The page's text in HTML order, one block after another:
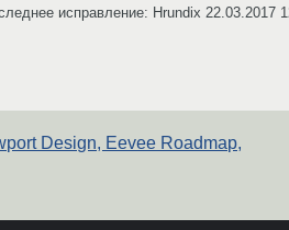
исправление: Hrundix 22.03.2017
Design, Eevee Roadmap,